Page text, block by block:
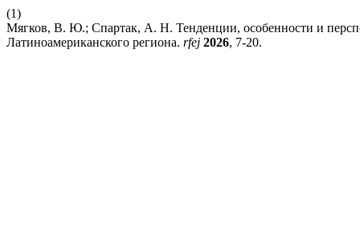
(1)
Мягков, В. Ю.; Спартак, А. Н. Тенденции, особенности и
Латиноамериканского региона. rfej 2026, 7-20.